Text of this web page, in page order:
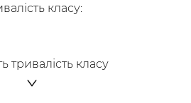
класу:
тривалість класу